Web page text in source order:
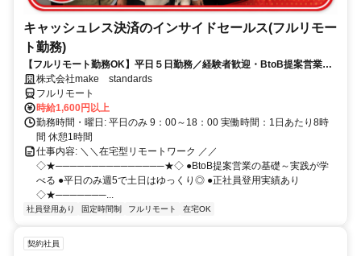
キャッシュレス決済のインサイドセールス(フルリモー
ト勤務)
【フルリモート勤務OK】平日５日勤務／経験者歓迎・BtoB提案営業で
スキルアップ
株式会社make standards
フルリモート
時給1,600円以上
勤務時間・曜日: 平日のみ 9：00～18：00 実働時間：1日あたり8時
間 休憩1時間
仕事内容: ＼＼在宅型リモートワーク ／／
◇★───────────────★◇ ●BtoB提案営業の基礎～実践が学
べる ●平日のみ週5で土日はゆっくり◎ ●正社員登用実績あり
◇★───────...
社員登用あり 固定時間制 フルリモート 在宅OK
契約社員